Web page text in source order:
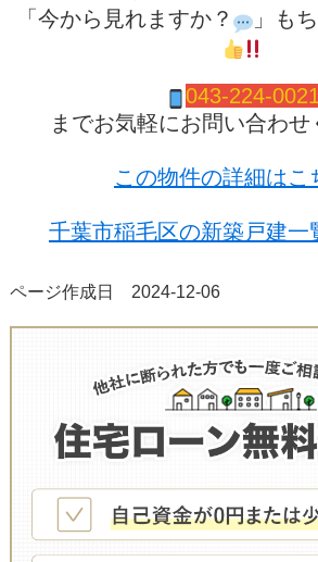
「今から見れますか？
」も
043-224-0021
までお気軽にお問い合わせ
この物件の詳細はこ
千葉市稲毛区の新築戸建一
ページ作成日 2024-12-06